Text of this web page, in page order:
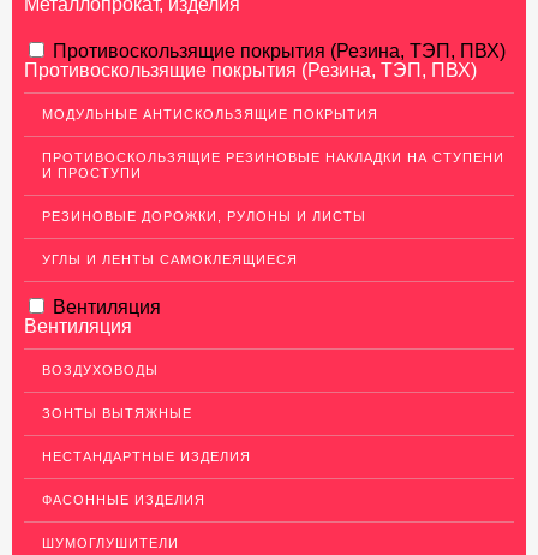
Металлопрокат, изделия
АЛЮМИНИЕВЫЙ ПРОКАТ
Перфорированный лист
Алюминиевые листы
Гладкие алюминиевые листы
Рифленые алюминиевые листы
Алюминиевые профили
Алюминиевые трубы
Профиль для гипсокартона, МДФ, панелей
Противоскользящие покрытия (Резина, ТЭП, ПВХ)
Противоскользящие покрытия (Резина, ТЭП, ПВХ)
МОДУЛЬНЫЕ АНТИСКОЛЬЗЯЩИЕ ПОКРЫТИЯ
ПРОТИВОСКОЛЬЗЯЩИЕ РЕЗИНОВЫЕ НАКЛАДКИ НА СТУПЕНИ
И ПРОСТУПИ
РЕЗИНОВЫЕ ДОРОЖКИ, РУЛОНЫ И ЛИСТЫ
УГЛЫ И ЛЕНТЫ САМОКЛЕЯЩИЕСЯ
Вентиляция
Вентиляция
ВОЗДУХОВОДЫ
ЗОНТЫ ВЫТЯЖНЫЕ
НЕСТАНДАРТНЫЕ ИЗДЕЛИЯ
ФАСОННЫЕ ИЗДЕЛИЯ
ШУМОГЛУШИТЕЛИ